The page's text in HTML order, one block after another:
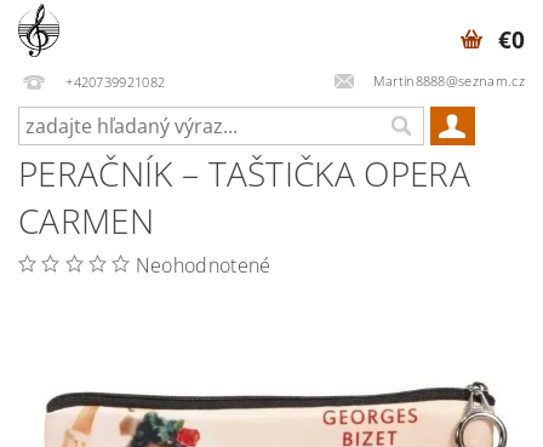
+420739921082 Martin8888@seznam.cz
€0
PERAČNÍK – TAŠTIČKA OPERA
CARMEN
Neohodnotené